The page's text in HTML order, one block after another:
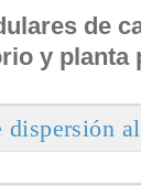
de
y planta
dispersión